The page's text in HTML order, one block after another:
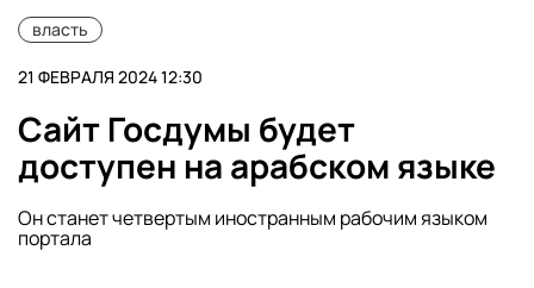
власть
21 ФЕВРАЛЯ 2024 12:30
Сайт Госдумы будет
доступен на арабском языке
Он станет четвертым иностранным рабочим языком
портала